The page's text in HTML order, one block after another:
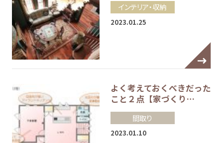
インテリア・収納
2023.01.25
よく考えておくべきだった
こと２点【家づくり…
間取り
2023.01.10